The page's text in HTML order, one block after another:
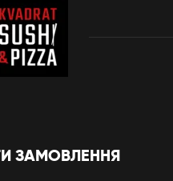
ЗАМОВЛЕННЯ